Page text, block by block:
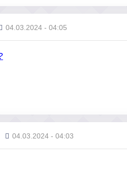
04.03.2024 - 04:05
04.03.2024 - 04:03